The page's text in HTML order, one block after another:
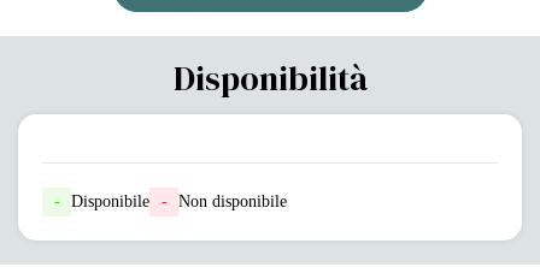
Disponibilità
- Disponibile - Non disponibile